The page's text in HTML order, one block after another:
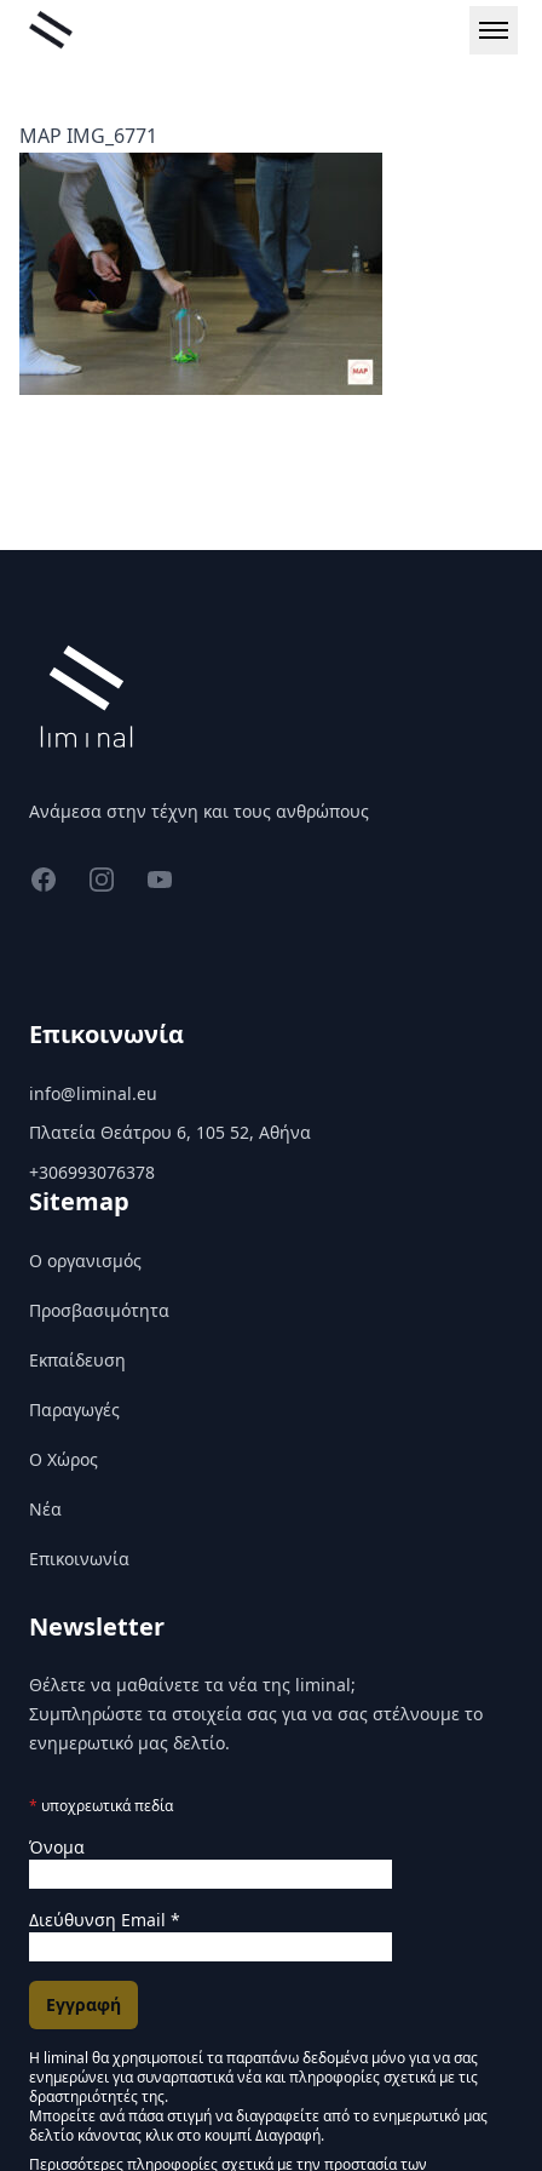
Μετάβαση
Liminal
MAP IMG_6771
Ανάμεσα στην τέχνη και τους ανθρώπους
FacebookInstagramYouTube
Επικοινωνία
info@liminal.eu
Πλατεία Θεάτρου 6, 105 52, Αθήνα
+306993076378
Sitemap
Ο οργανισμός
Προσβασιμότητα
Εκπαίδευση
Παραγωγές
Ο Χώρος
Nέα
Επικοινωνία
Newsletter
Θέλετε να μαθαίνετε τα νέα της liminal;
Συμπληρώστε τα στοιχεία σας για να σας στέλνουμε το
ενημερωτικό μας δελτίο.
* υποχρεωτικά πεδία
Όνομα
Διεύθυνση Email *
Εγκρίσεις Μάρκετινγκ
Η liminal θα χρησιμοποιεί τα παραπάνω δεδομένα μόνο για να σας
ενημερώνει για συναρπαστικά νέα και πληροφορίες σχετικά με τις
δραστηριότητές της.
Μείνετε συντονισμένοι - Ενημερωτικό δελτίο
Μπορείτε ανά πάσα στιγμή να διαγραφείτε από το ενημερωτικό μας
δελτίο κάνοντας κλικ στο κουμπί Διαγραφή.
Περισσότερες πληροφορίες σχετικά με την προστασία των